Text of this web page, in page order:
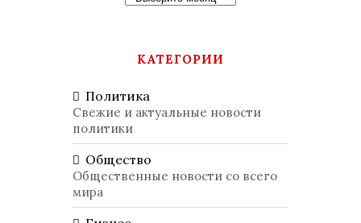
КАТЕГОРИИ
Политика
Свежие и актуальные новости
политики
Общество
Общественные новости со всего
мира